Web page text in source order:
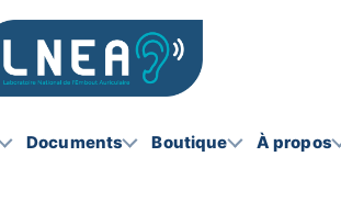
Documents Boutique À propos